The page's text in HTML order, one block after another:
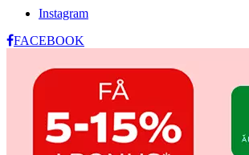
Instagram
FACEBOOK